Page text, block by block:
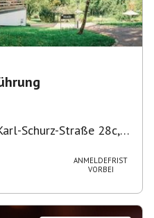
Schurz-Straße 28c,
ANMELDEFRIST
VORBEI